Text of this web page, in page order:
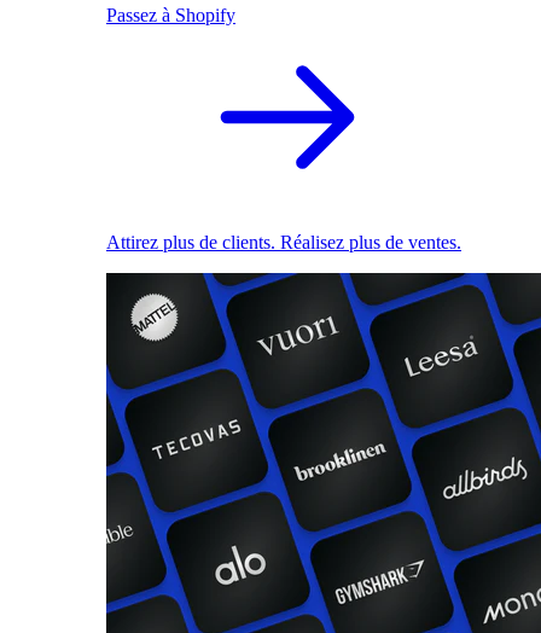
Passez à Shopify
Attirez plus de clients. Réalisez plus de ventes.